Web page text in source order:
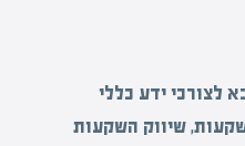
לצורכי ידע כללי
שיווק השקעות